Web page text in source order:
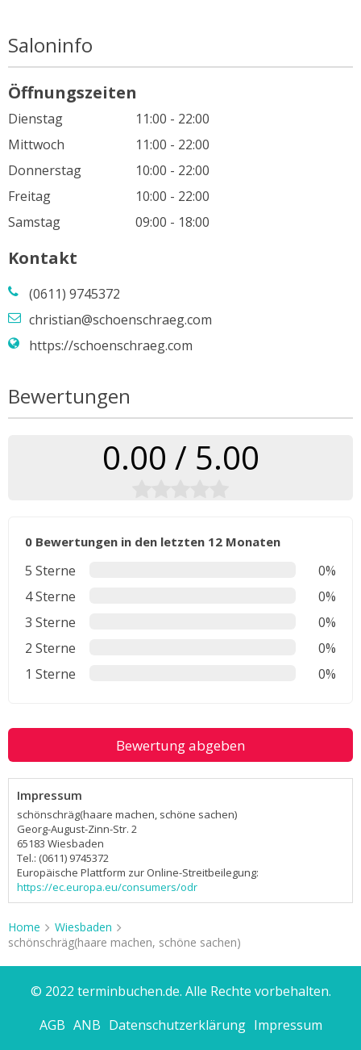
Saloninfo
Öffnungszeiten
Dienstag
11:00 - 22:00
Mittwoch
11:00 - 22:00
Donnerstag
10:00 - 22:00
Freitag
10:00 - 22:00
Samstag
09:00 - 18:00
Kontakt
(0611) 9745372
christian@schoenschraeg.com
https://schoenschraeg.com
Bewertungen
0.00 / 5.00
0 Bewertungen in den letzten 12 Monaten
5 Sterne
0%
4 Sterne
0%
3 Sterne
0%
2 Sterne
0%
1 Sterne
0%
Bewertung abgeben
Impressum
schönschräg(haare machen, schöne sachen)
Georg-August-Zinn-Str. 2
65183 Wiesbaden
Tel.: (0611) 9745372
Europäische Plattform zur Online-Streitbeilegung:
https://ec.europa.eu/consumers/odr
Home
Wiesbaden
schönschräg(haare machen, schöne sachen)
© 2022 terminbuchen.de. Alle Rechte vorbehalten.
AGB ANB Datenschutzerklärung Impressum